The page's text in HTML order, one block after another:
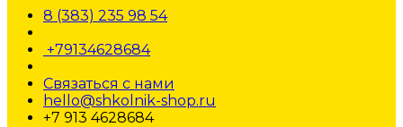
8 (383) 235 98 54
+79134628684
Связаться с нами
hello@shkolnik-shop.ru
+7 913 4628684